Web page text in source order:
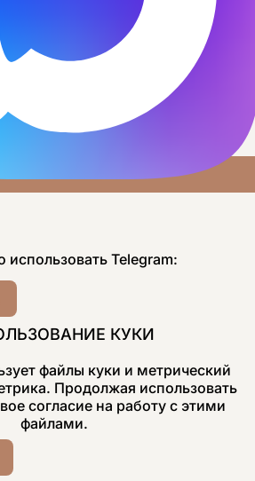
использовать Telegram:
КУКИ
файлы куки и метрический
Продолжая использовать
согласие на работу с этими
файлами.